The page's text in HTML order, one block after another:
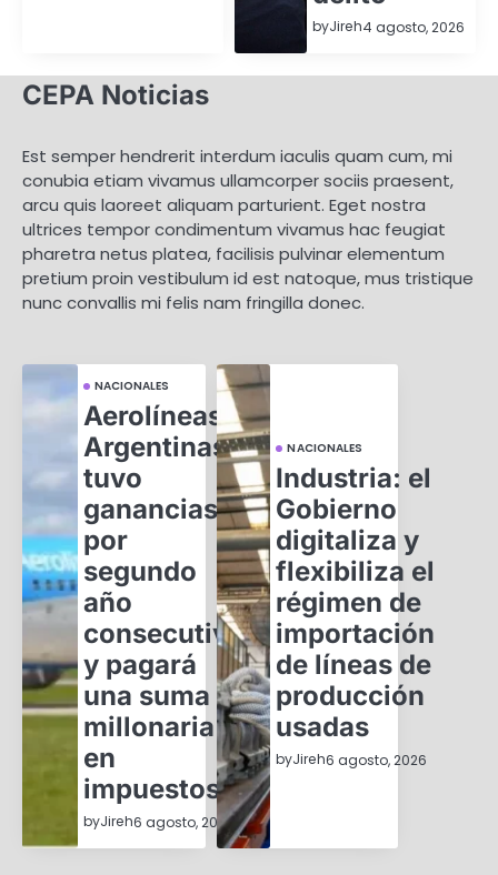
byJireh4 agosto, 2026
CEPA Noticias
Est semper hendrerit interdum iaculis quam cum, mi
conubia etiam vivamus ullamcorper sociis praesent,
arcu quis laoreet aliquam parturient. Eget nostra
ultrices tempor condimentum vivamus hac feugiat
pharetra netus platea, facilisis pulvinar elementum
pretium proin vestibulum id est natoque, mus tristique
nunc convallis mi felis nam fringilla donec.
NACIONALES
Aerolíneas
Argentinas
tuvo
ganancias
por
segundo
año
consecutivo
y pagará
una suma
millonaria
en
impuestos
byJireh6 agosto, 2026
NACIONALES
Industria: el
Gobierno
digitaliza y
flexibiliza el
régimen de
importación
de líneas de
producción
usadas
byJireh6 agosto, 2026